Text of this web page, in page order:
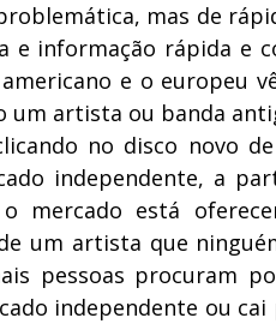
mas de
e informação rápida e
e o europeu
um artista ou banda
no disco novo
independente, a
mercado está
um artista que
pessoas procuram
independente ou